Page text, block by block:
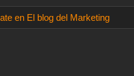
en El blog del Marketing